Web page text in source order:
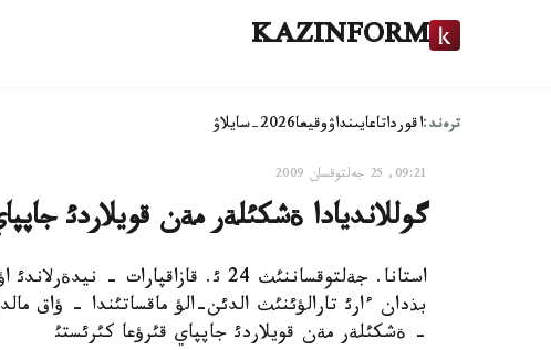
KAZINFORM
ترەند:اقورداتاعايىنداۋوقيعا2026-سايلاۋ
09:21, 25 جەلتوقسان 2009
گوللانديادا ةشكئلةر مةن قويلاردئ
استانا. جةلتوقساننئث 24 ئ.
بذدان ءارئ تارالؤئنئث الدئن-الؤ ماقساتئندا - ؤاق
- ةشكئلةر مةن قويلاردئ جاپپاي قئرؤعا كئرئستئ